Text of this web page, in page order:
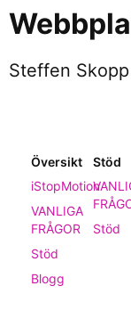
Steffen
Översikt
iStopMotion
VANLIGA
FRÅGOR
Stöd
Blogg
Stöd
Stöd